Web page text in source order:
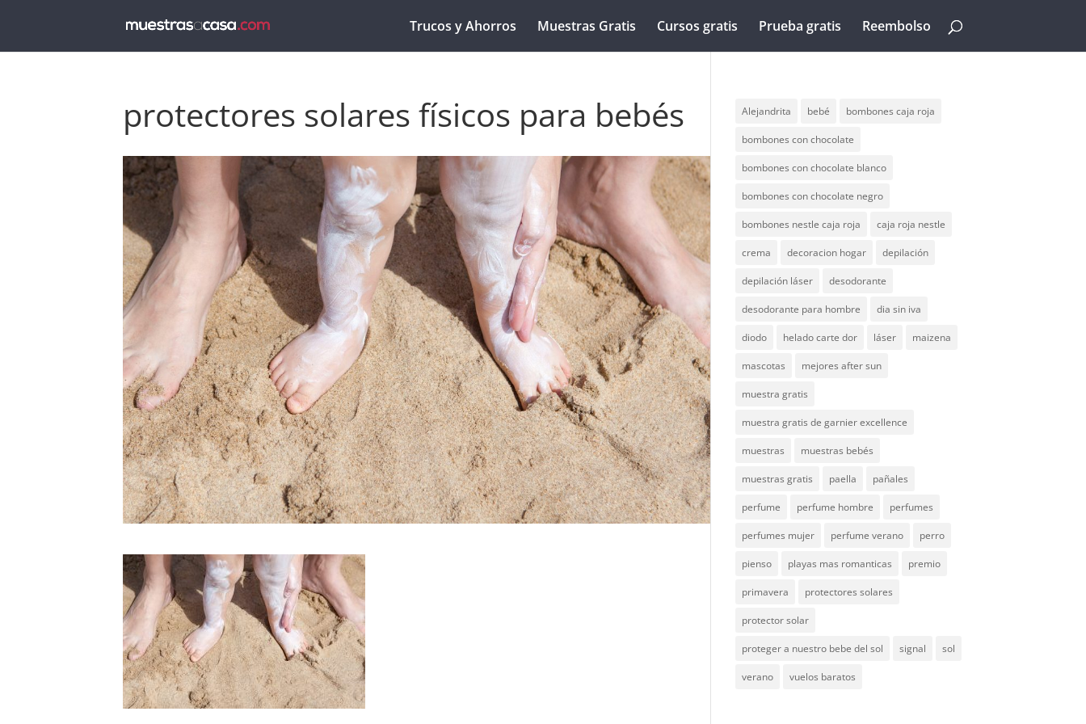
Trucos y Ahorros Muestras Gratis Cursos gratis Prueba gratis Reembolso
protectores solares físicos para bebés Alejandrita bebé bombones caja roja
bombones con chocolate
bombones con chocolate blanco
bombones con chocolate negro
bombones nestle caja roja caja roja nestle
crema decoracion hogar depilación
depilación láser desodorante
desodorante para hombre dia sin iva
diodo helado carte dor láser maizena
mascotas mejores after sun
muestra gratis
muestra gratis de garnier excellence
muestras muestras bebés
muestras gratis paella pañales
perfume perfume hombre perfumes
perfumes mujer perfume verano perro
pienso playas mas romanticas premio
primavera protectores solares
protector solar
proteger a nuestro bebe del sol signal sol
verano vuelos baratos